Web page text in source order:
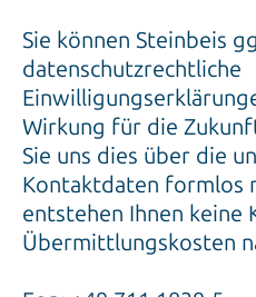
Sie können Steinbeis
datenschutzrechtliche
Wirkung für die
Sie uns dies über die
Kontaktdaten formlos
entstehen Ihnen keine
Übermittlungskosten